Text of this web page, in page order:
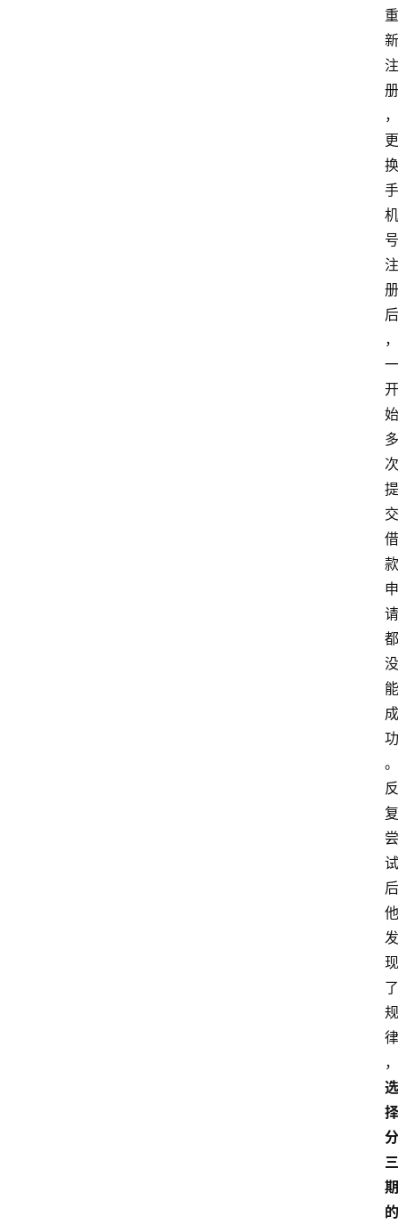
重
新
注
册
，
更
换
手
机
号
注
册
后
，
一
开
始
多
次
提
交
借
款
申
请
都
没
能
成
功
。
反
复
尝
试
后
他
发
现
了
规
律
，
选
择
分
三
期
的